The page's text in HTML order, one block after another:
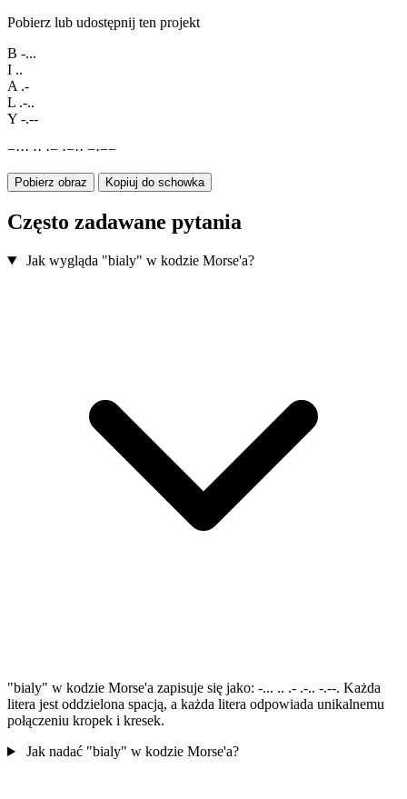
Pobierz lub udostępnij ten projekt
B -...
I ..
A .-
L .-..
Y -.--
−··· ·· ·− ·−·· −·−−
Pobierz obraz Kopiuj do schowka
Często zadawane pytania
Jak wygląda "bialy" w kodzie Morse'a?
"bialy" w kodzie Morse'a zapisuje się jako: -... .. .- .-.. -.--. Każda
litera jest oddzielona spacją, a każda litera odpowiada unikalnemu
połączeniu kropek i kresek.
Jak nadać "bialy" w kodzie Morse'a?